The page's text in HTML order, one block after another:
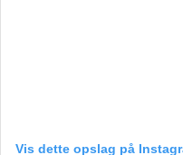
Vis dette opslag på